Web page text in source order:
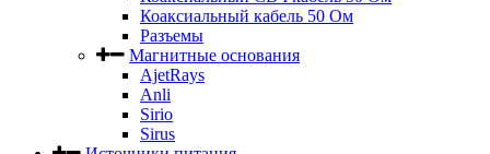
Коаксиальный кабель 50 Ом
Разъемы
Магнитные основания
AjetRays
Anli
Sirio
Sirus